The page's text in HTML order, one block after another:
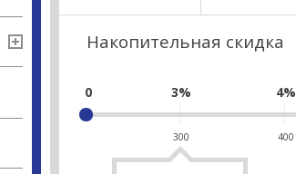
Накопительная скидка
0
300
3%
400
4%